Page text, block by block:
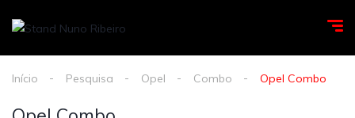
Início Pesquisa Opel Combo Opel Combo